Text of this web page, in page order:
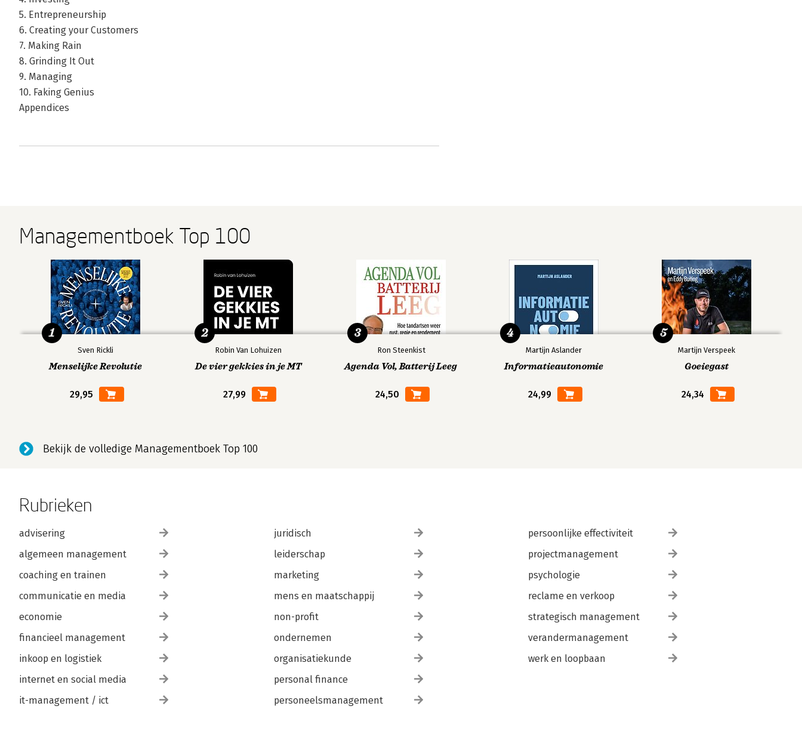
5. Entrepreneurship
6. Creating your Customers
7. Making Rain
8. Grinding It Out
9. Managing
10. Faking Genius
Appendices
Managementboek Top 100
Sven Rickli
Menselijke Revolutie
29,95
1
Robin Van Lohuizen
De vier gekkies in je MT
27,99
2
Ron Steenkist
Agenda Vol, Batterij Leeg
24,50
3
Martijn Aslander
Informatieautonomie
24,99
4
Martijn Verspeek
Goeiegast
24,34
5
Bekijk de volledige Managementboek Top 100
Rubrieken
advisering
algemeen management
coaching en trainen
communicatie en media
economie
financieel management
inkoop en logistiek
internet en social media
it-management / ict
juridisch
leiderschap
marketing
mens en maatschappij
non-profit
ondernemen
organisatiekunde
personal finance
personeelsmanagement
persoonlijke effectiviteit
projectmanagement
psychologie
reclame en verkoop
strategisch management
verandermanagement
werk en loopbaan